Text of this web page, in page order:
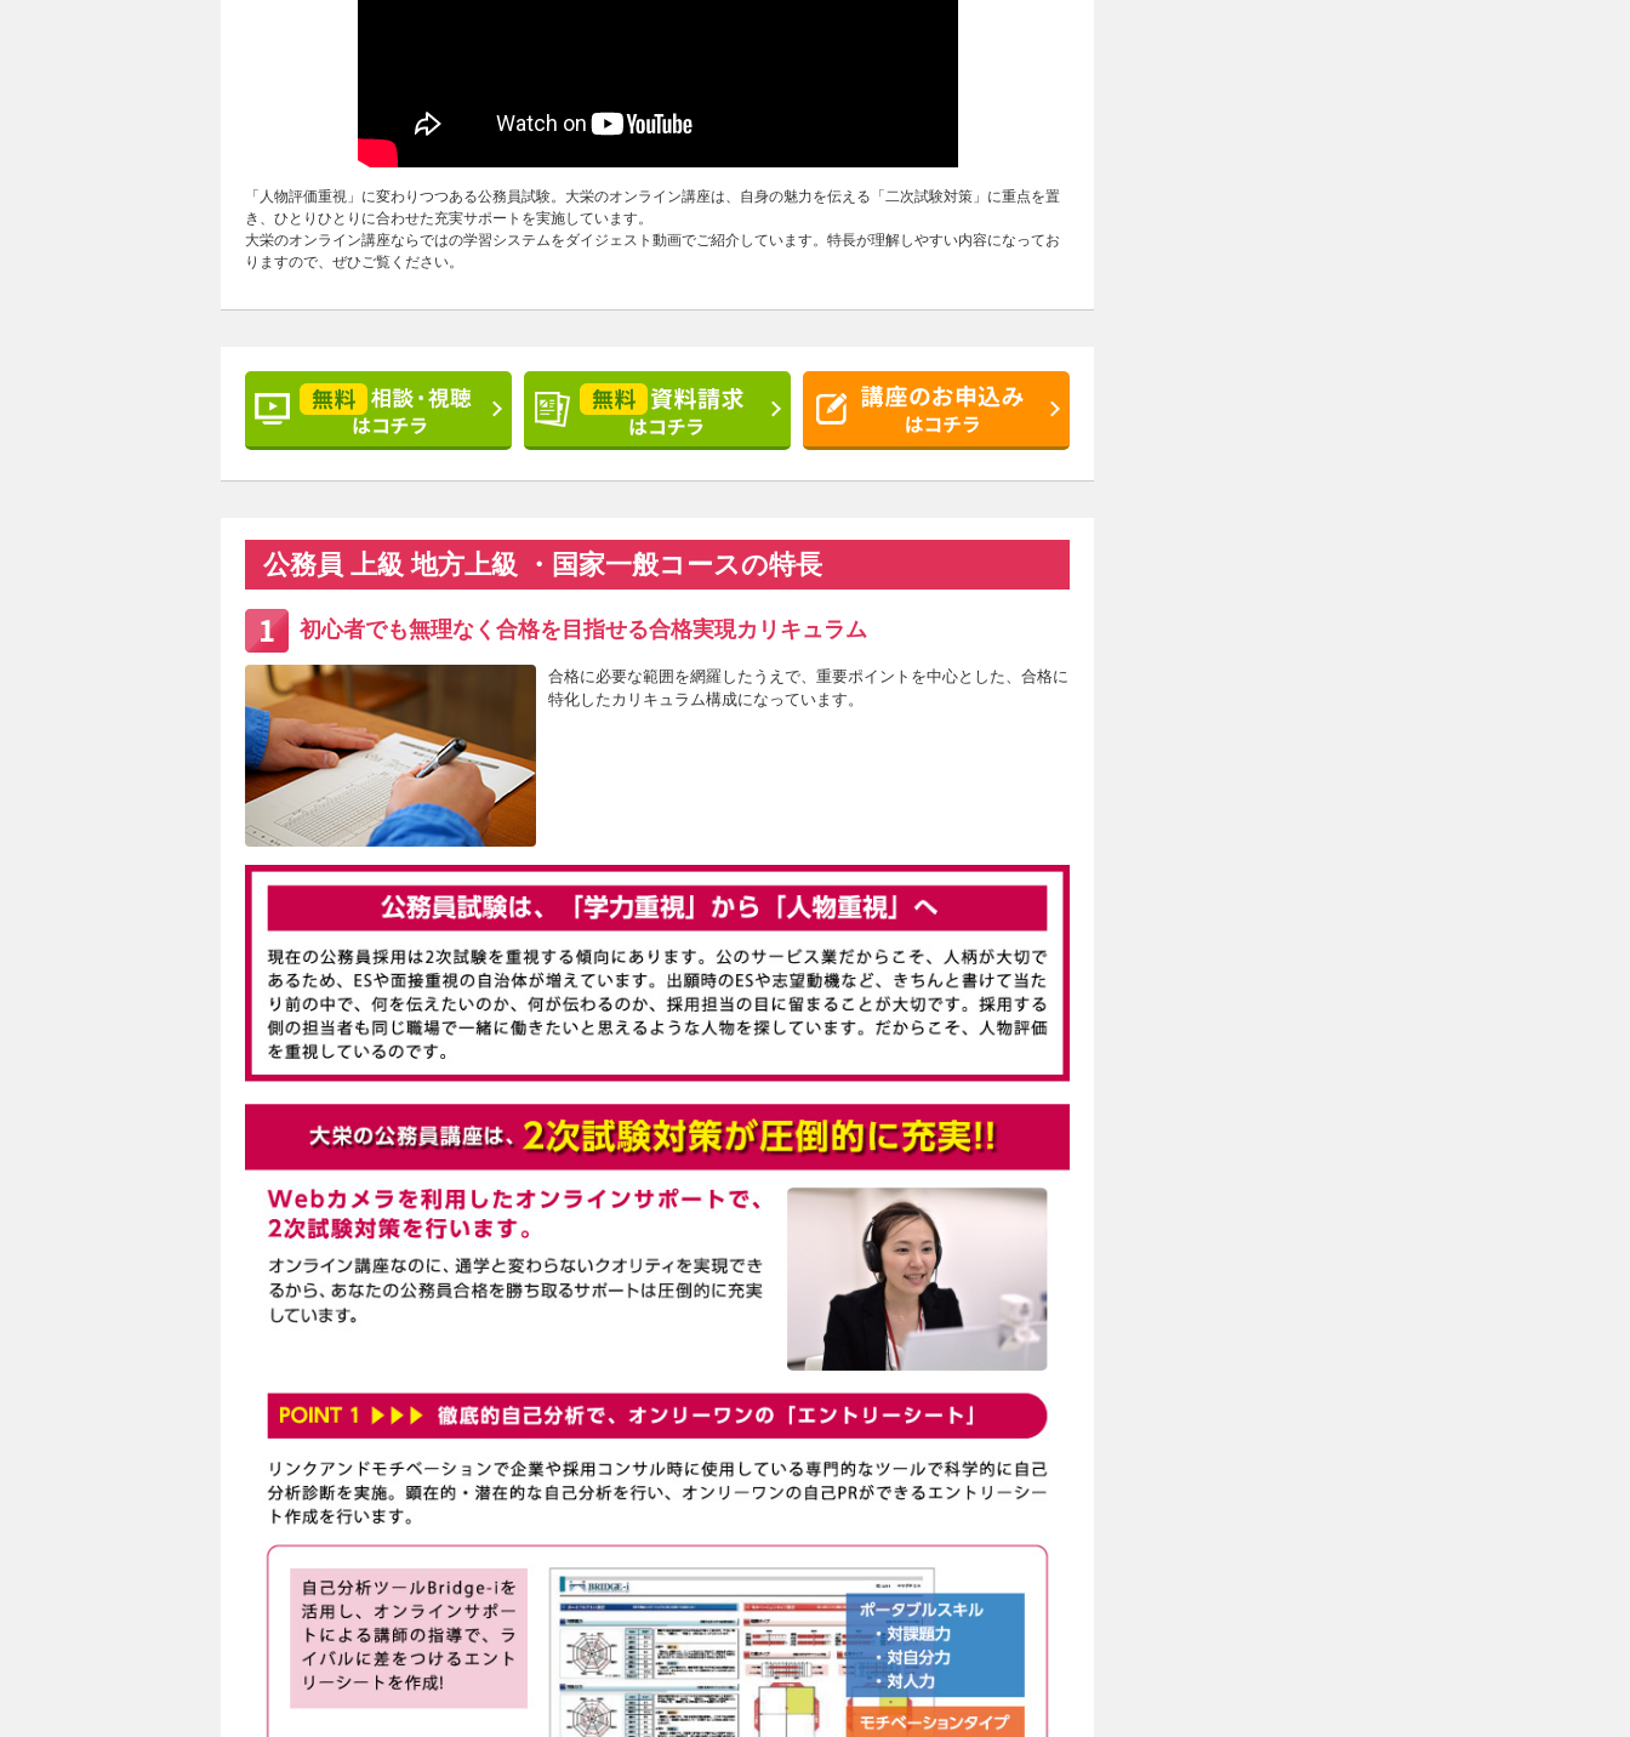
「人物評価重視」に変わりつつある公務員試験。大栄のオンライン講座は、自身の魅力を伝える「二次試験対策」に重点を置
き、ひとりひとりに合わせた充実サポートを実施しています。
大栄のオンライン講座ならではの学習システムをダイジェスト動画でご紹介しています。特長が理解しやすい内容になってお
りますので、ぜひご覧ください。
公務員 上級 地方上級 ・国家一般コースの特長
初心者でも無理なく合格を目指せる合格実現カリキュラム
合格に必要な範囲を網羅したうえで、重要ポイントを中心とした、合格に
特化したカリキュラム構成になっています。